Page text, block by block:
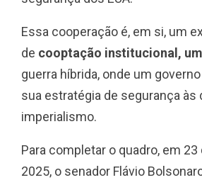
Essa cooperação é, em si, um
de cooptação institucional,
guerra híbrida, onde um
sua estratégia de segurança às
imperialismo.
Para completar o quadro, em
2025, o senador Flávio